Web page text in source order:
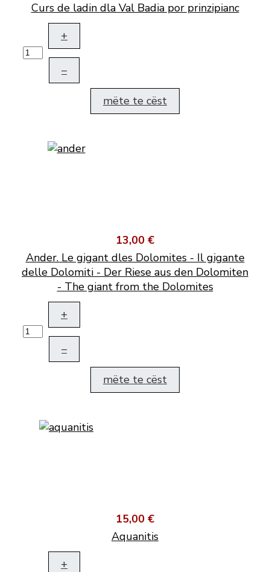
Curs de ladin dla Val Badia por prinzipianc
+
–
mëte te cëst
13,00 €
Ander. Le gigant dles Dolomites - Il gigante
delle Dolomiti - Der Riese aus den Dolomiten
- The giant from the Dolomites
+
–
mëte te cëst
15,00 €
Aquanitis
+